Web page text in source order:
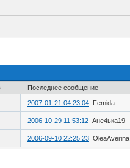
Последнее сообщение
2007-01-21 04:23:04 Femida
2006-10-29 11:53:12 Aне4ька19
2006-09-10 22:25:23 OleaAverina